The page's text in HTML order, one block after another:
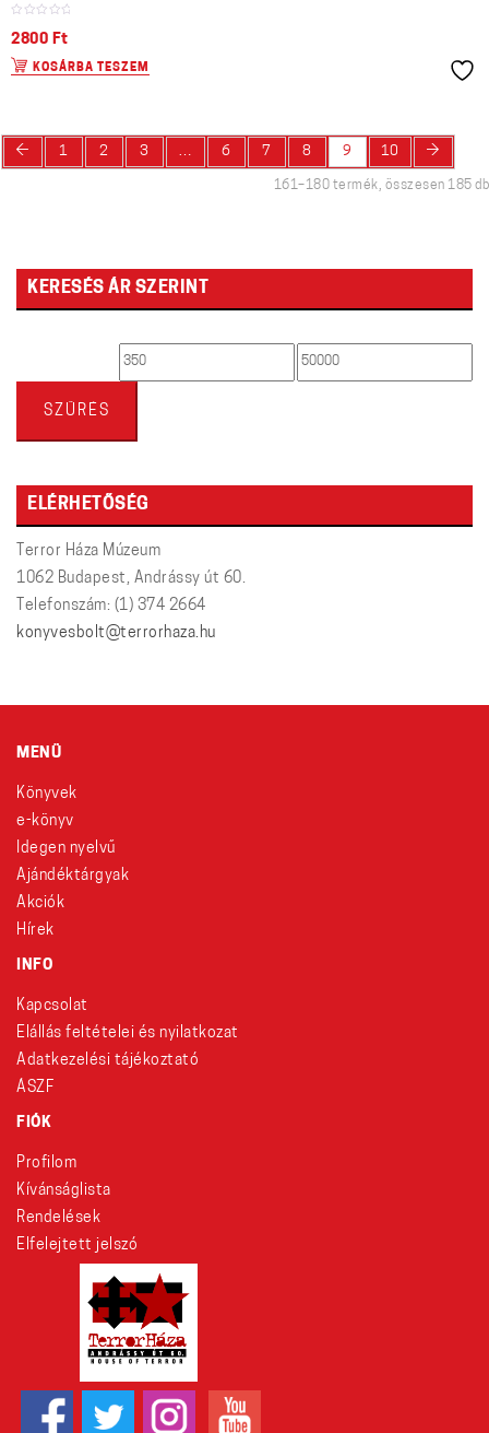
2800 Ft
KOSÁRBA TESZEM
← 1 2 3 … 6 7 8 9 10 →
161–180 termék, összesen 185 db
KERESÉS ÁR SZERINT
Min Max
SZŰRÉS
ELÉRHETŐSÉG
Terror Háza Múzeum
1062 Budapest, Andrássy út 60.
Telefonszám: (1) 374 2664
konyvesbolt@terrorhaza.hu
MENÜ
Könyvek
e-könyv
Idegen nyelvű
Ajándéktárgyak
Akciók
Hírek
INFO
Kapcsolat
Elállás feltételei és nyilatkozat
Adatkezelési tájékoztató
ÁSZF
FIÓK
Profilom
Kívánságlista
Rendelések
Elfelejtett jelszó